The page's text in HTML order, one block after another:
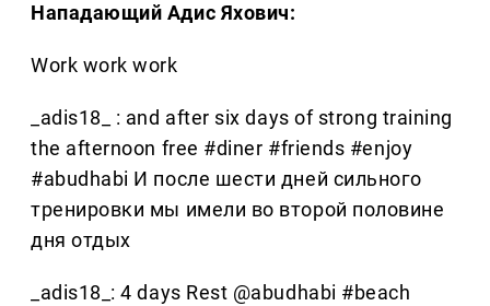
Нападающий Адис Яхович:
Work work work
_adis18_ : and after six days of strong training
the afternoon free #diner #friends #enjoy
#abudhabi И после шести дней сильного
тренировки мы имели во второй половине
дня отдых
_adis18_: 4 days Rest @abudhabi #beach